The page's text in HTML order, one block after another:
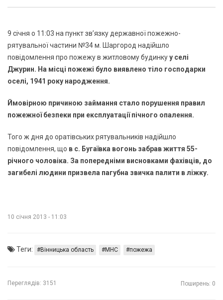
9 січня о 11:03 на пункт зв’язку державної пожежно-
рятувальної частини №34 м. Шаргород надійшло
повідомлення про пожежу в житловому будинкуу селі
Джурин. На місці пожежі було виявлено тіло господарки
оселі, 1941 року народження.
Ймовірною причиною займання стало порушення правил
пожежної безпеки при експлуатації пічного опалення.
Того ж дня до оратівських рятувальників надійшло
повідомлення, що в с. Бугаївка вогонь забрав життя 55-
річного чоловіка. За попередніми висновками фахівців, до
загибелі людини призвела пагубна звичка палити в ліжку.
10 січня 2013 - 11:03
Теги: Вінницька область МНС пожежа
Переглядів: 3151 Поширень: 0